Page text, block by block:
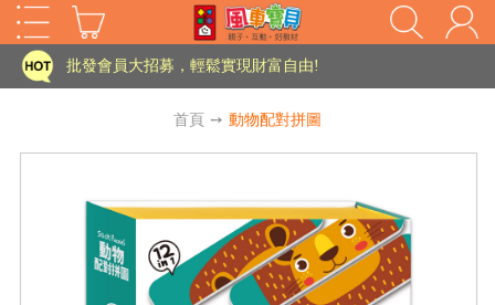
家長樂了!「風車書版集團暨FOOD超人企業總部」目前正興建中!
批發會員大招募，輕鬆實現財富自由!
老師您好!!幼教會員火熱招募中~
海外購物免煩惱！點我查看『海外購物流程說明』
批發會員大招募，輕鬆實現財富自由!
首頁 ➙ 動物配對拼圖